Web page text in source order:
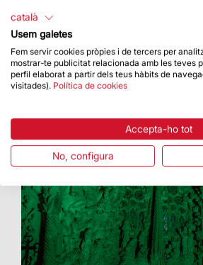
amb la col·locació del braç
català
Usem galetes
Fem servir cookies pròpies i de tercers per
mostrar-te publicitat relacionada amb les teves
perfil elaborat a partir dels teus hàbits de
visitades). Política de cookies
Accepta-ho tot
No, configura